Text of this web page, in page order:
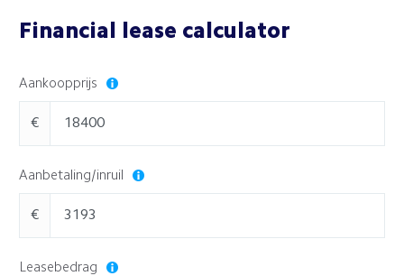
Financial lease calculator
Aankoopprijs
€
Aanbetaling/inruil
€
Leasebedrag